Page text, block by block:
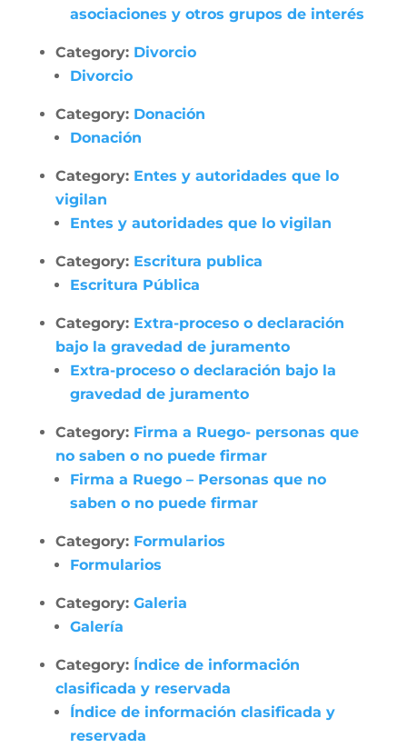
asociaciones y otros grupos de interés
Category: Divorcio
Divorcio
Category: Donación
Donación
Category: Entes y autoridades que lo
vigilan
Entes y autoridades que lo vigilan
Category: Escritura publica
Escritura Pública
Category: Extra-proceso o declaración
bajo la gravedad de juramento
Extra-proceso o declaración bajo la
gravedad de juramento
Category: Firma a Ruego- personas que
no saben o no puede firmar
Firma a Ruego – Personas que no
saben o no puede firmar
Category: Formularios
Formularios
Category: Galeria
Galería
Category: Índice de información
clasificada y reservada
Índice de información clasificada y
reservada